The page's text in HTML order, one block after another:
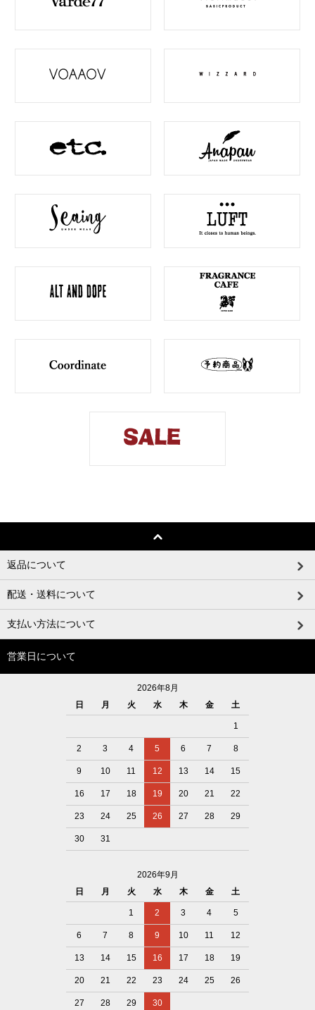
返品について
配送・送料について
支払い方法について
営業日について
2026年8月
日
月 火 水 木 金 土
1
2 3 4 5 6 7 8
9 10 11 12 13 14 15
16 17 18 19 20 21 22
23 24 25 26 27 28 29
30 31
2026年9月
日
月 火 水 木 金 土
1 2 3 4 5
6 7 8 9 10 11 12
13 14 15 16 17 18 19
20 21 22 23 24 25 26
27 28 29 30